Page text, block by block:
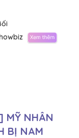
MỸ NHÂN
BỊ NAM